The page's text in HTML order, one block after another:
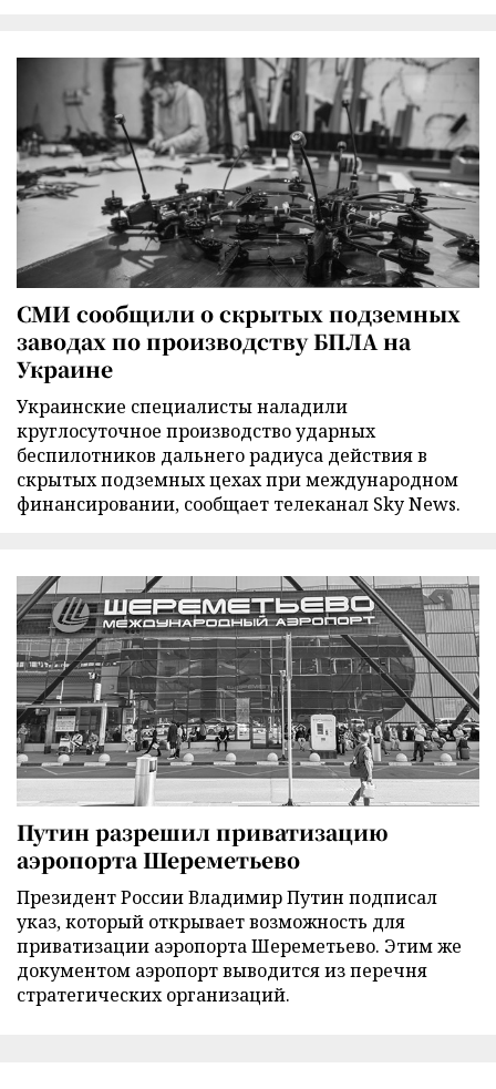
СМИ сообщили о скрытых подземных
заводах по производству БПЛА на
Украине
Украинские специалисты наладили
круглосуточное производство ударных
беспилотников дальнего радиуса действия в
скрытых подземных цехах при международном
финансировании, сообщает телеканал Sky News.
Путин разрешил приватизацию
аэропорта Шереметьево
Президент России Владимир Путин подписал
указ, который открывает возможность для
приватизации аэропорта Шереметьево. Этим же
документом аэропорт выводится из перечня
стратегических организаций.